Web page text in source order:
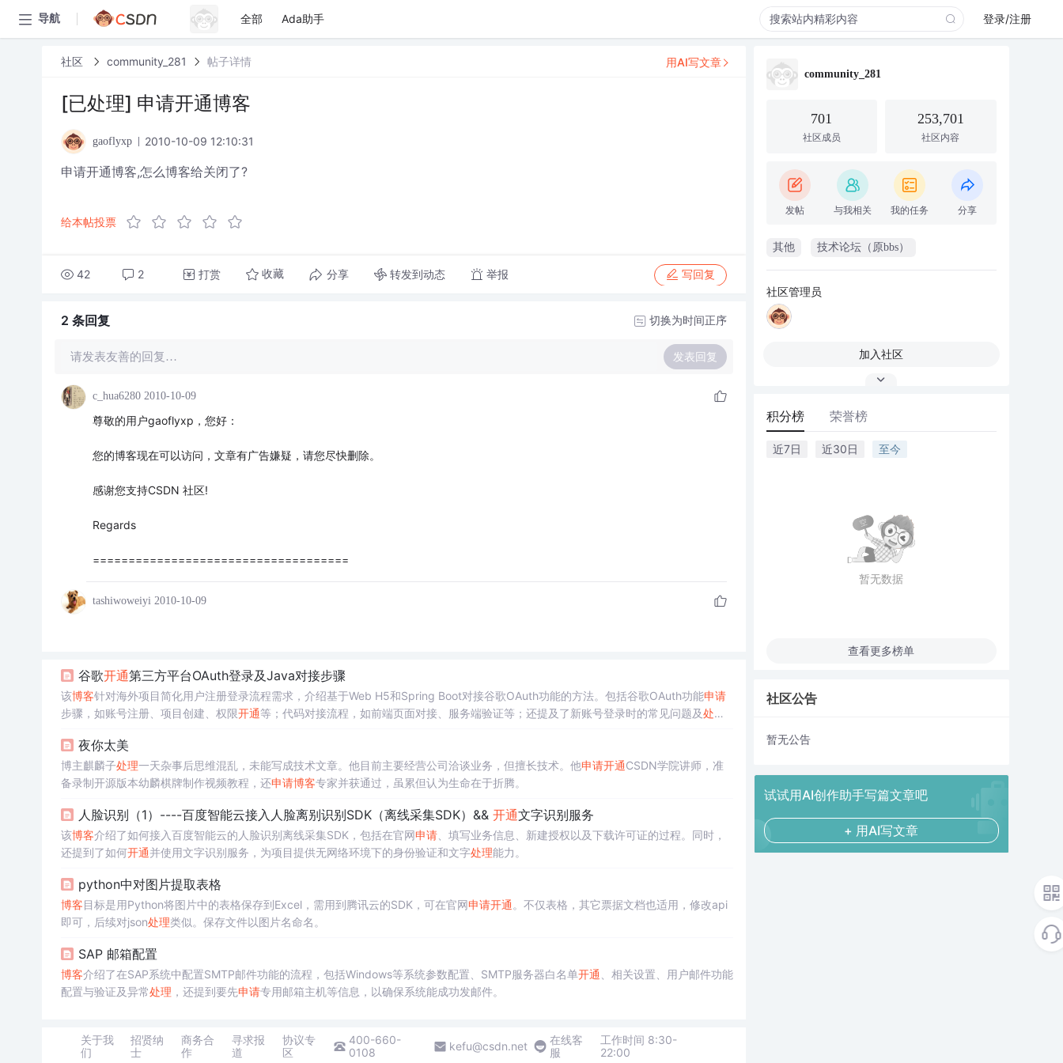
导航 全部 Ada助手 登录/注册
社区 community_281 帖子详情
[已处理] 申请开通博客
gaoflyxp 2010-10-09 12:10:31
申请开通博客,怎么博客给关闭了?
给本帖投票
42 2 打赏 收藏 分享 转发到动态 举报 写回复
用AI写文章
2 条回复 切换为时间正序
请发表友善的回复… 发表回复
c_hua6280 2010-10-09
尊敬的用户gaoflyxp，您好：
您的博客现在可以访问，文章有广告嫌疑，请您尽快删除。
感谢您支持CSDN 社区!
Regards
====================================
tashiwoweiyi 2010-10-09
谷歌开通第三方平台OAuth登录及Java对接步骤
该博客针对海外项目简化用户注册登录流程需求，介绍基于Web H5和Spring Boot对接谷歌OAuth功能的方法。包括谷歌OAuth功能申请
步骤，如账号注册、项目创建、权限开通等；代码对接流程，如前端页面对接、服务端验证等；还提及了新账号登录时的常见问题及处理
夜你太美
博主麒麟子处理一天杂事后思维混乱，未能写成技术文章。他目前主要经营公司洽谈业务，但擅长技术。他申请开通CSDN学院讲师，准
备录制开源版本幼麟棋牌制作视频教程，还申请博客专家并获通过，虽累但认为生命在于折腾。
人脸识别（1）----百度智能云接入人脸离别识别SDK（离线采集SDK）&& 开通文字识别服务
该博客介绍了如何接入百度智能云的人脸识别离线采集SDK，包括在官网申请、填写业务信息、新建授权以及下载许可证的过程。同时，
还提到了如何开通并使用文字识别服务，为项目提供无网络环境下的身份验证和文字处理能力。
python中对图片提取表格
博客目标是用Python将图片中的表格保存到Excel，需用到腾讯云的SDK，可在官网申请开通 。不仅表格，其它票据文档也适用，修改api
即可，后续对json处理类似。保存文件以图片名命名。
SAP 邮箱配置
博客介绍了在SAP系统中配置SMTP邮件功能的流程，包括Windows等系统参数配置、SMTP服务器白名单开通 、相关设置、用户邮件功能
配置与验证及异常处理 ，还提到要先申请专用邮箱主机等信息，以确保系统能成功发邮件。
关于我
们
招贤纳
士
商务合
作
寻求报
道
协议专
区
400-660-
0108
kefu@csdn.net
在线客
服
工作时间 8:30-
22:00
community_281
701
社区成员
253,701
社区内容
发帖 与我相关 我的任务 分享
其他 技术论坛（原bbs）
社区管理员
加入社区
积分榜 荣誉榜
近7日 近30日 至今
暂无数据
查看更多榜单
社区公告
暂无公告
试试用AI创作助手写篇文章吧
+ 用AI写文章